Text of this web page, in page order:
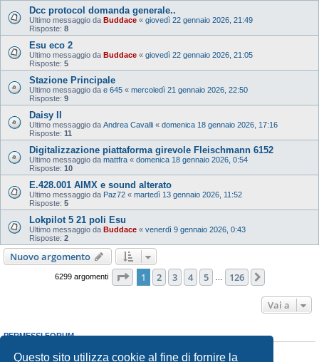
Questo sito utilizza cookie al fine di fornire la
Dcc protocol domanda generale..
Ultimo messaggio da Buddace « giovedì 22 gennaio 2026, 21:49
Risposte: 8
Esu eco 2
Ultimo messaggio da Buddace « giovedì 22 gennaio 2026, 21:05
Risposte: 5
Stazione Principale
Ultimo messaggio da e 645 « mercoledì 21 gennaio 2026, 22:50
Risposte: 9
Daisy II
Ultimo messaggio da Andrea Cavalli « domenica 18 gennaio 2026, 17:16
Risposte: 11
Digitalizzazione piattaforma girevole Fleischmann 6152
Ultimo messaggio da mattfra « domenica 18 gennaio 2026, 0:54
Risposte: 10
E.428.001 AIMX e sound alterato
Ultimo messaggio da Paz72 « martedì 13 gennaio 2026, 11:52
Risposte: 5
Lokpilot 5 21 poli Esu
Ultimo messaggio da Buddace « venerdì 9 gennaio 2026, 0:43
Risposte: 2
Nuovo argomento
6299 argomenti Pagina di 126
1 2 3 4 5 126
Vai a
PERMESSI FORUM
Non puoirispondere negli argomenti